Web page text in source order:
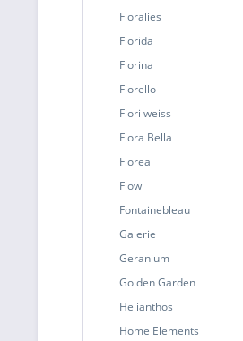
Floralies
Florida
Florina
Fiorello
Fiori weiss
Flora Bella
Florea
Flow
Fontainebleau
Galerie
Geranium
Golden Garden
Helianthos
Home Elements